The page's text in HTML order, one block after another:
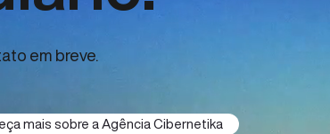
em breve.
mais sobre a Agência Cibernetika